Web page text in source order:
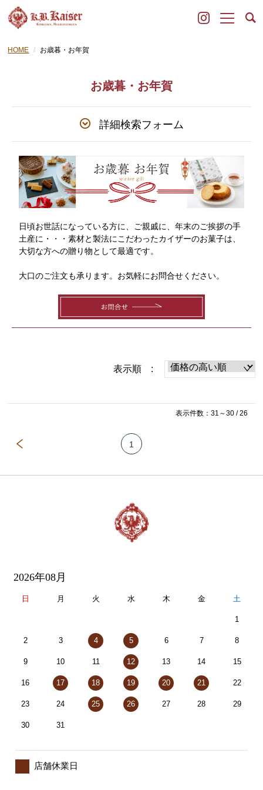
HOME お歳暮・お年賀
お歳暮・お年賀
詳細検索フォーム
日頃お世話になっている方に、ご親戚に、年末のご挨拶の手
土産に・・・素材と製法にこだわったカイザーのお菓子は、
大切な方への贈り物として最適です。
大口のご注文も承ります。お気軽にお問合せください。
表示順 :
表示件数：31～30 / 26
1
2026年08月
日 月 火 水 木 金 土
1
2 3 4 5 6 7 8
9 10 11 12 13 14 15
16 17 18 19 20 21 22
23 24 25 26 27 28 29
30 31
店舗休業日